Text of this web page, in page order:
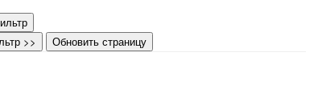
Сбросить фильтр >>
Обновить страницу